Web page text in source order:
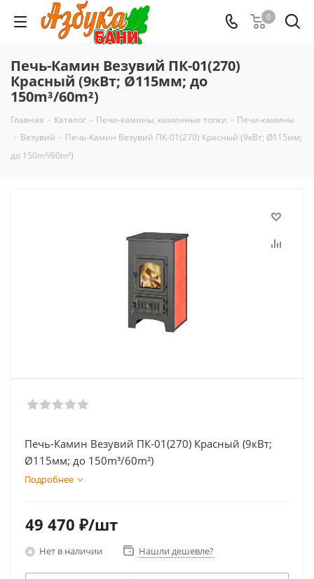
0
Печь-Камин Везувий ПК-01(270)
Красный (9кВт; Ø115мм; до
150m³/60m²)
Главная - Каталог - Печи-камины, каминные топки - Печи-камины
- Везувий - Печь-Камин Везувий ПК-01(270) Красный (9кВт; Ø115мм;
до 150m³/60m²)
Печь-Камин Везувий ПК-01(270) Красный (9кВт;
Ø115мм; до 150m³/60m²)
Подробнее
49 470 ₽/шт
Нет в наличии Нашли дешевле?